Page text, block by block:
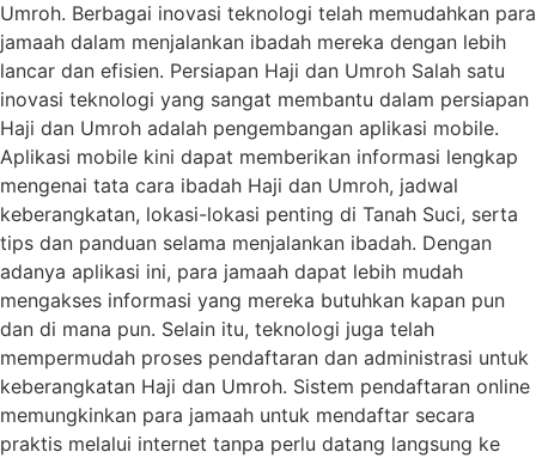
Umroh. Berbagai inovasi teknologi telah memudahkan para
jamaah dalam menjalankan ibadah mereka dengan lebih
lancar dan efisien. Persiapan Haji dan Umroh Salah satu
inovasi teknologi yang sangat membantu dalam persiapan
Haji dan Umroh adalah pengembangan aplikasi mobile.
Aplikasi mobile kini dapat memberikan informasi lengkap
mengenai tata cara ibadah Haji dan Umroh, jadwal
keberangkatan, lokasi-lokasi penting di Tanah Suci, serta
tips dan panduan selama menjalankan ibadah. Dengan
adanya aplikasi ini, para jamaah dapat lebih mudah
mengakses informasi yang mereka butuhkan kapan pun
dan di mana pun. Selain itu, teknologi juga telah
mempermudah proses pendaftaran dan administrasi untuk
keberangkatan Haji dan Umroh. Sistem pendaftaran online
memungkinkan para jamaah untuk mendaftar secara
praktis melalui internet tanpa perlu datang langsung ke